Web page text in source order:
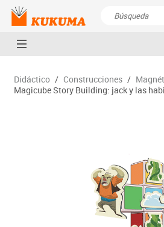
Didáctico / Construcciones /
Magicube Story Building: jack y las